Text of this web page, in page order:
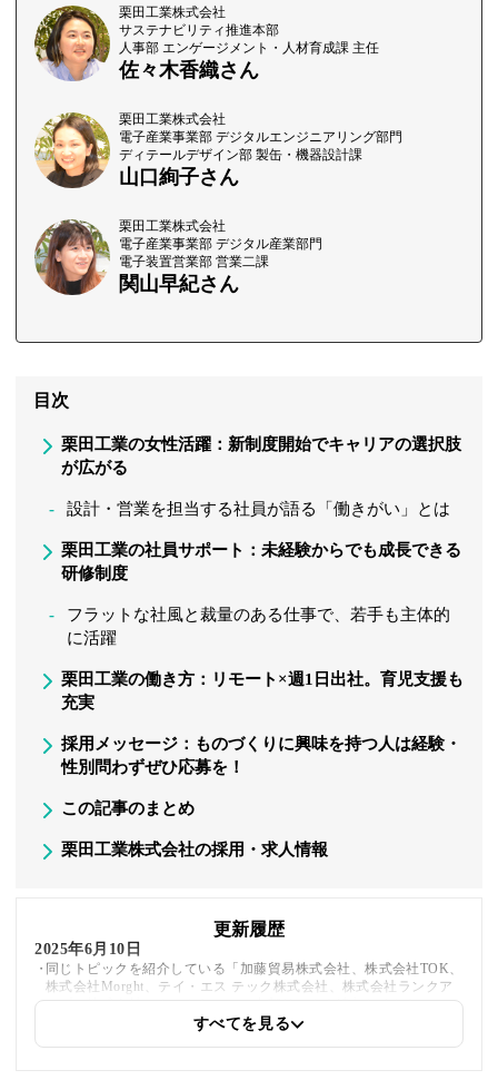
栗田工業株式会社
サステナビリティ推進本部
人事部 エンゲージメント・人材育成課 主任
佐々木香織さん
栗田工業株式会社
電子産業事業部 デジタルエンジニアリング部門
ディテールデザイン部 製缶・機器設計課
山口絢子さん
栗田工業株式会社
電子産業事業部 デジタル産業部門
電子装置営業部 営業二課
関山早紀さん
目次
栗田工業の女性活躍：新制度開始でキャリアの選択肢
が広がる
設計・営業を担当する社員が語る「働きがい」とは
栗田工業の社員サポート：未経験からでも成長できる
研修制度
フラットな社風と裁量のある仕事で、若手も主体的
に活躍
栗田工業の働き方：リモート×週1日出社。育児支援も
充実
採用メッセージ：ものづくりに興味を持つ人は経験・
性別問わずぜひ応募を！
この記事のまとめ
栗田工業株式会社の採用・求人情報
更新履歴
2025年6月10日
同じトピックを紹介している「加藤貿易株式会社、株式会社TOK、
株式会社Morght、テイ・エス テック株式会社、株式会社ランクア
ップ、株式会社オカモトヤ」への内部リンクを追加しました
すべてを見る